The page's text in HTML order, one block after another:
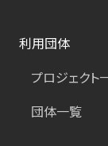
利用団体
プロジェクト
団体一覧